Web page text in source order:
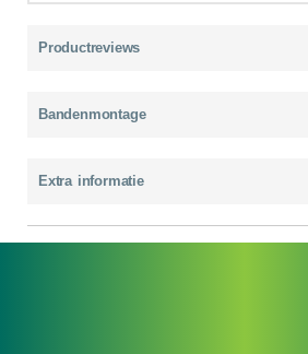
Productreviews
Bandenmontage
Extra informatie